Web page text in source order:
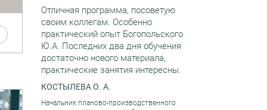
Отличная программа, посоветую
своим коллегам. Особенно
практический опыт Богопольского
Ю.А. Последних два дня обучения
достаточно нового материала,
практические занятия интересны.
КОСТЫЛЕВА О. А.
Начальник планово-производственного